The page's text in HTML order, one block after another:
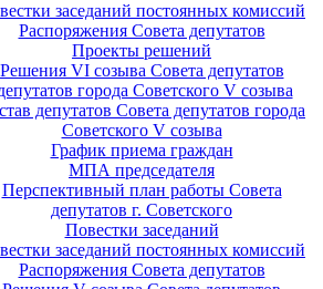
заседаний постоянных комиссий
Распоряжения Совета депутатов
Проекты решений
Решения VI созыва Совета депутатов
города Советского V созыва
депутатов Совета депутатов города
Советского V созыва
График приема граждан
МПА председателя
Перспективный план работы Совета
депутатов г. Советского
Повестки заседаний
заседаний постоянных комиссий
Распоряжения Совета депутатов